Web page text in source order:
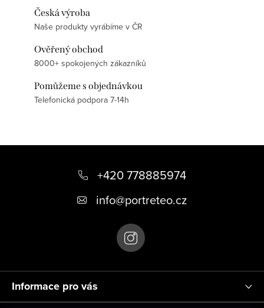
Česká výroba
Naše produkty vyrábíme v ČR
Ověřený obchod
8000+ spokojených zákazníků
Pomůžeme s objednávkou
Telefonická podpora 7-14h
+420 778885974
info@portreteo.cz
Informace pro vás